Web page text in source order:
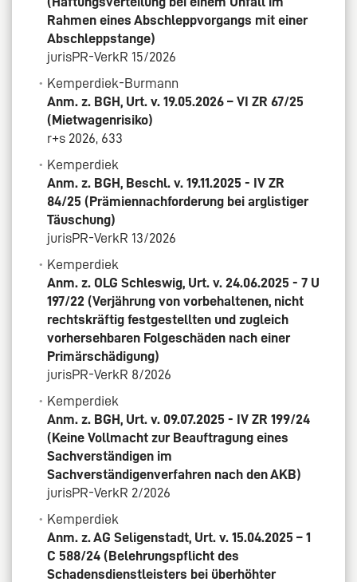
Rahmen eines Abschleppvorgangs mit einer
Abschleppstange)
jurisPR-VerkR 15/2026
Kemperdiek-Burmann
Anm. z. BGH, Urt. v. 19.05.2026 – VI ZR 67/25
(Mietwagenrisiko)
r+s 2026, 633
Kemperdiek
Anm. z. BGH, Beschl. v. 19.11.2025 - IV ZR
84/25 (Prämiennachforderung bei arglistiger
Täuschung)
jurisPR-VerkR 13/2026
Kemperdiek
Anm. z. OLG Schleswig, Urt. v. 24.06.2025 - 7 U
197/22 (Verjährung von vorbehaltenen, nicht
rechtskräftig festgestellten und zugleich
vorhersehbaren Folgeschäden nach einer
Primärschädigung)
jurisPR-VerkR 8/2026
Kemperdiek
Anm. z. BGH, Urt. v. 09.07.2025 - IV ZR 199/24
(Keine Vollmacht zur Beauftragung eines
Sachverständigen im
Sachverständigenverfahren nach den AKB)
jurisPR-VerkR 2/2026
Kemperdiek
Anm. z. AG Seligenstadt, Urt. v. 15.04.2025 – 1
C 588/24 (Belehrungspflicht des
Schadensdienstleisters bei überhöhter